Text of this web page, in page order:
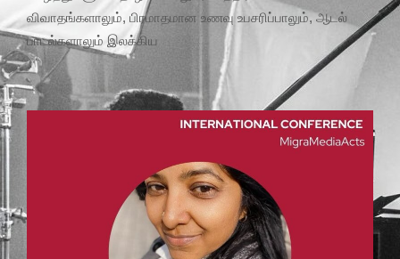
விவாதங்களாலும், பிரமாதமான உணவு உபசரிப்பாலும், ஆடல்
பாடல்களாலும் இலக்கிய